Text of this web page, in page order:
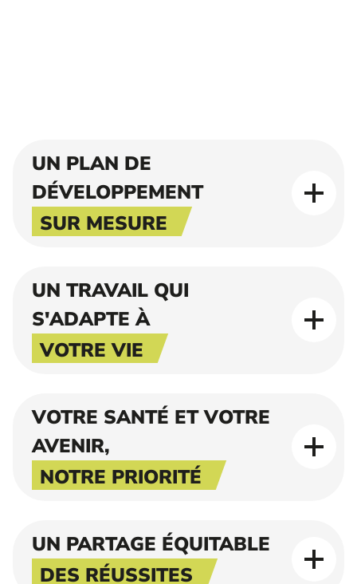
UN PLAN DE
DÉVELOPPEMENT
SUR MESURE
UN TRAVAIL QUI
S'ADAPTE À
VOTRE VIE
VOTRE SANTÉ ET VOTRE
AVENIR,
NOTRE PRIORITÉ
UN PARTAGE ÉQUITABLE
DES RÉUSSITES